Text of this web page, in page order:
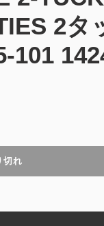
2タ
101
切れ